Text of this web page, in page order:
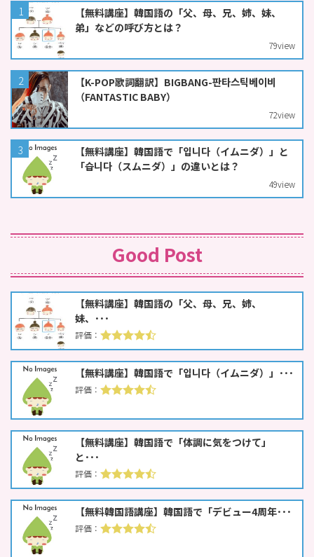
【無料講座】韓国語の「父、母、兄、姉、妹、
弟」などの呼び方とは？
79view
【K-POP歌詞翻訳】BIGBANG-판타스틱베이비
（FANTASTIC BABY）
72view
【無料講座】韓国語で「입니다（イムニダ）」と
「습니다（スムニダ）」の違いとは？
49view
Good Post
【無料講座】韓国語の「父、母、兄、姉、
妹、･･･
【無料講座】韓国語で「입니다（イムニダ）」･･･
【無料講座】韓国語で「体調に気をつけて」
と･･･
【無料韓国語講座】韓国語で「デビュー4周年･･･